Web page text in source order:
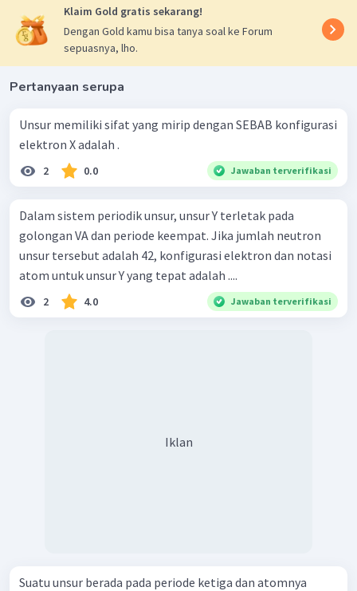
Klaim Gold gratis sekarang!
Dengan Gold kamu bisa tanya soal ke Forum
sepuasnya, lho.
Pertanyaan serupa
Unsur memiliki sifat yang mirip dengan SEBAB konfigurasi
elektron X adalah .
2 0.0 Jawaban terverifikasi
Dalam sistem periodik unsur, unsur Y terletak pada
golongan VA dan periode keempat. Jika jumlah neutron
unsur tersebut adalah 42, konfigurasi elektron dan notasi
atom untuk unsur Y yang tepat adalah ....
2 4.0 Jawaban terverifikasi
Iklan
Suatu unsur berada pada periode ketiga dan atomnya